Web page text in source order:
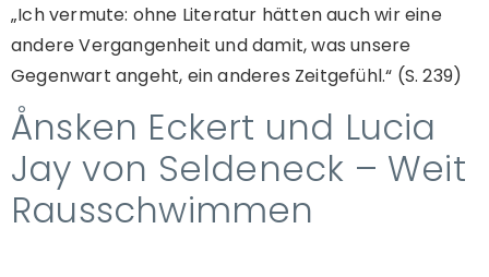
„Ich vermute: ohne Literatur hätten auch wir eine
andere Vergangenheit und damit, was unsere
Gegenwart angeht, ein anderes Zeitgefühl.“ (S. 239)
Ånsken Eckert und Lucia
Jay von Seldeneck – Weit
Rausschwimmen